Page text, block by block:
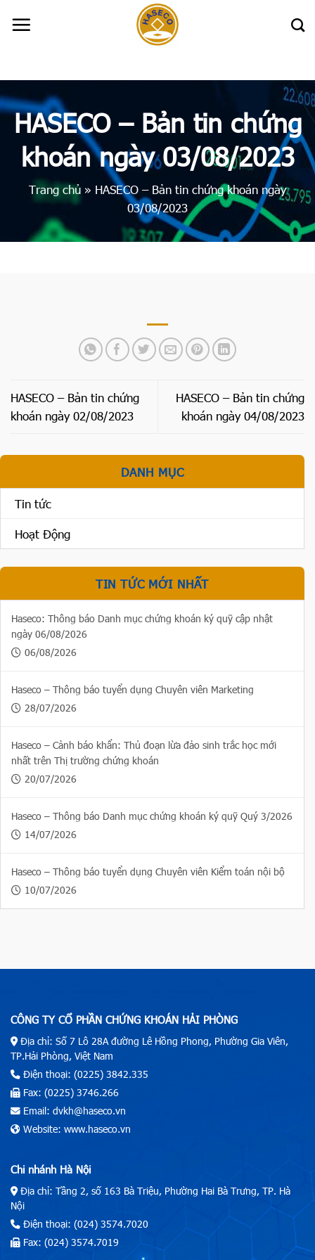
HASECO – Bản tin chứng
khoán ngày 03/08/2023
Trang chủ » HASECO – Bản tin chứng khoán ngày
03/08/2023
HASECO – Bản tin chứng
khoán ngày 02/08/2023
HASECO – Bản tin chứng
khoán ngày 04/08/2023
DANH MỤC
Tin tức
Hoạt Động
TIN TỨC MỚI NHẤT
Haseco: Thông báo Danh mục chứng khoán ký quỹ cập nhật
ngày 06/08/2026
06/08/2026
Haseco – Thông báo tuyển dụng Chuyên viên Marketing
28/07/2026
Haseco – Cảnh báo khẩn: Thủ đoạn lừa đảo sinh trắc học mới
nhất trên Thị trường chứng khoán
20/07/2026
Haseco – Thông báo Danh mục chứng khoán ký quỹ Quý 3/2026
14/07/2026
Haseco – Thông báo tuyển dụng Chuyên viên Kiểm toán nội bộ
10/07/2026
CÔNG TY CỔ PHẦN CHỨNG KHOÁN HẢI PHÒNG
Địa chỉ: Số 7 Lô 28A đường Lê Hồng Phong, Phường Gia Viên,
TP.Hải Phòng, Việt Nam
Điện thoại: (0225) 3842.335
Fax: (0225) 3746.266
Email: dvkh@haseco.vn
Website: www.haseco.vn
Chi nhánh Hà Nội
Địa chỉ: Tầng 2, số 163 Bà Triệu, Phường Hai Bà Trưng, TP. Hà
Nội
Điện thoại: (024) 3574.7020
Fax: (024) 3574.7019